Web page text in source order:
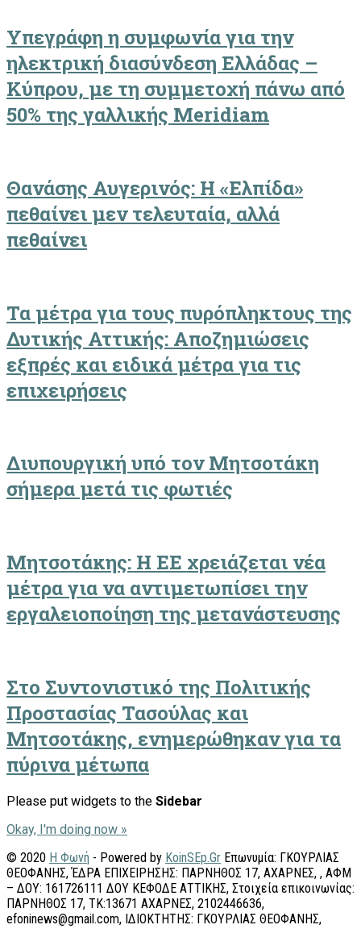
Υπεγράφη η συμφωνία για την
ηλεκτρική διασύνδεση Ελλάδας –
Κύπρου, με τη συμμετοχή πάνω από
50% της γαλλικής Meridiam
Θανάσης Αυγερινός: Η «Ελπίδα»
πεθαίνει μεν τελευταία, αλλά
πεθαίνει
Τα μέτρα για τους πυρόπληκτους της
Δυτικής Αττικής: Αποζημιώσεις
εξπρές και ειδικά μέτρα για τις
επιχειρήσεις
Διυπουργική υπό τον Μητσοτάκη
σήμερα μετά τις φωτιές
Μητσοτάκης: Η ΕΕ χρειάζεται νέα
μέτρα για να αντιμετωπίσει την
εργαλειοποίηση της μετανάστευσης
Στο Συντονιστικό της Πολιτικής
Προστασίας Τασούλας και
Μητσοτάκης, ενημερώθηκαν για τα
πύρινα μέτωπα
Please put widgets to the Sidebar
Okay, I'm doing now »
© 2020 Η Φωνή - Powered by KoinSEp.Gr Επωνυμία: ΓΚΟΥΡΛΙΑΣ
ΘΕΟΦΑΝΗΣ, ΈΔΡΑ ΕΠΙΧΕΙΡΗΣΗΣ: ΠΑΡΝΗΘΟΣ 17, ΑΧΑΡΝΕΣ, , ΑΦΜ
– ΔΟΥ: 161726111 ΔΟΥ ΚΕΦΟΔΕ ΑΤΤΙΚΗΣ, Στοιχεία επικοινωνίας:
ΠΑΡΝΗΘΟΣ 17, ΤΚ:13671 ΑΧΑΡΝΕΣ, 2102446636,
efoninews@gmail.com, ΙΔΙΟΚΤΗΤΗΣ: ΓΚΟΥΡΛΙΑΣ ΘΕΟΦΑΝΗΣ,